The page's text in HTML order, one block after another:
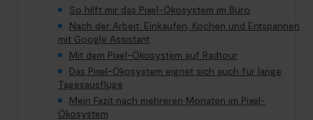
So hilft mir das Pixel-Ökosystem im Büro
Nach der Arbeit: Einkaufen, Kochen und Entspannen
mit Google Assistant
Mit dem Pixel-Ökosystem auf Radtour
Das Pixel-Ökosystem eignet sich auch für lange
Tagesausflüge
Mein Fazit nach mehreren Monaten im Pixel-
Ökosystem